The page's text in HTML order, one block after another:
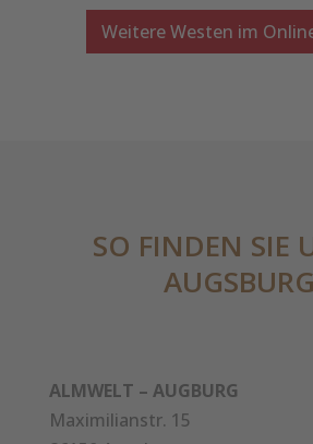
Weitere Westen im
SO FINDEN SIE
ALMWELT – AUGBURG
Maximilianstr. 15